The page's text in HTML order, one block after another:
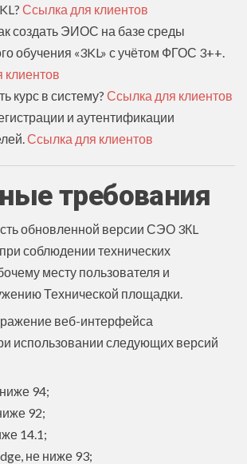
Ссылка для клиентов
создать ЭИОС на базе среды
обучения «3KL» с учётом ФГОС 3++.
курс в систему? Ссылка для клиентов
и аутентификации
Ссылка для клиентов
требования
обновленной версии СЭО 3КL
соблюдении технических
месту пользователя и
Технической площадки.
веб-интерфейса
использовании следующих версий
94;
92;
14.1;
не ниже 93;